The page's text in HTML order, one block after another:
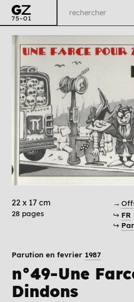
22 x 17 cm
28 pages
→
↪ FR
↪
Parution en fevrier 1987
n°49-Une
Dindons